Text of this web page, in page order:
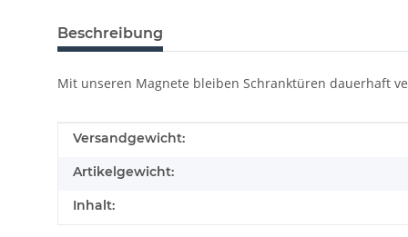
Beschreibung
Mit unseren Magnete bleiben Schranktüren dauerhaft
Produkteigenschaft
Wert
Versandgewicht:
Artikelgewicht:
Inhalt: